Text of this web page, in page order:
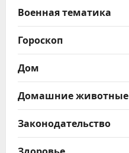
Военная тематика
Гороскоп
Дом
Домашние животные
Законодательство